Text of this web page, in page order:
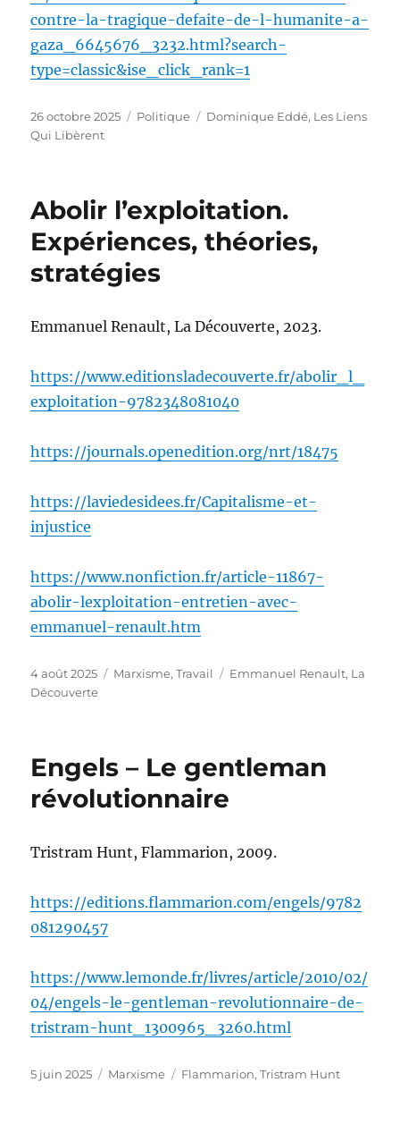
contre-la-tragique-defaite-de-l-humanite-a-
gaza_6645676_3232.html?search-
type=classic&ise_click_rank=1
Publié
le
26 octobre 2025 Catégories
Politique Étiquettes
Dominique Eddé, Les Liens
Qui Libèrent
Abolir l’exploitation.
Expériences, théories,
stratégies
Emmanuel Renault, La Découverte, 2023.
https://www.editionsladecouverte.fr/abolir_l_
exploitation-9782348081040
https://journals.openedition.org/nrt/18475
https://laviedesidees.fr/Capitalisme-et-
injustice
https://www.nonfiction.fr/article-11867-
abolir-lexploitation-entretien-avec-
emmanuel-renault.htm
Publié
le
4 août 2025 Catégories
Marxisme,Travail Étiquettes
Emmanuel Renault, La
Découverte
Engels – Le gentleman
révolutionnaire
Tristram Hunt, Flammarion, 2009.
https://editions.flammarion.com/engels/9782
081290457
https://www.lemonde.fr/livres/article/2010/02/
04/engels-le-gentleman-revolutionnaire-de-
tristram-hunt_1300965_3260.html
Publié
5 juin 2025 Catégories
Marxisme Étiquettes
Flammarion,Tristram Hunt